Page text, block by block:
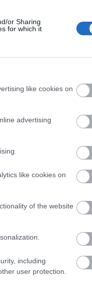
or Sharing
for which it
like cookies on
advertising
like cookies on
of the website
including
user protection.
három, S-
verdák